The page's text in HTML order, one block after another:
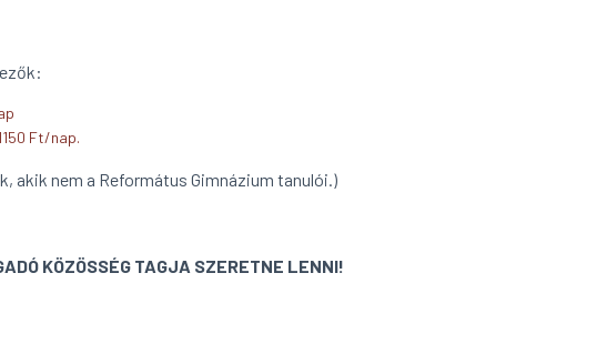
Ft/nap.
akik nem a Református Gimnázium tanulói.)
KÖZÖSSÉG TAGJA SZERETNE LENNI!